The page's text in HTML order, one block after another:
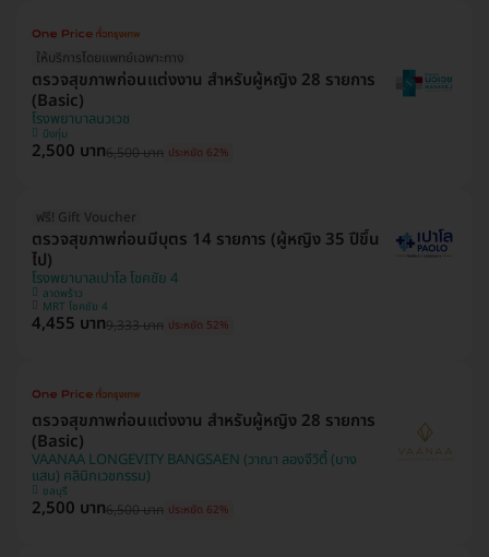
ให้บริการโดยแพทย์เฉพาะทาง
ตรวจสุขภาพก่อนแต่งงาน สำหรับผู้หญิง 28 รายการ
(Basic)
โรงพยาบาลนวเวช
บึงกุ่ม
2,500 บาท6,500 บาท ประหยัด 62%
ฟรี! Gift Voucher
ตรวจสุขภาพก่อนมีบุตร 14 รายการ (ผู้หญิง 35 ปีขึ้น
ไป)
โรงพยาบาลเปาโล โชคชัย 4
ลาดพร้าว
MRT โชคชัย 4
4,455 บาท9,333 บาท ประหยัด 52%
ตรวจสุขภาพก่อนแต่งงาน สำหรับผู้หญิง 28 รายการ
(Basic)
VAANAA LONGEVITY BANGSAEN (วาณา ลองจีวิตี้ (บาง
แสน) คลินิกเวชกรรม)
ชลบุรี
2,500 บาท6,500 บาท ประหยัด 62%